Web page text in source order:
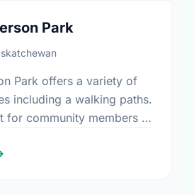
Park
Park offers a variety of
including a walking paths.
for community members to